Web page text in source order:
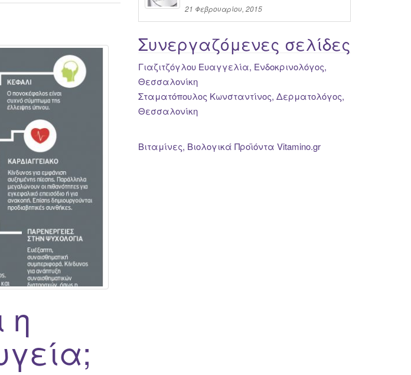
η
21 Φεβρουαρίου, 2015
Συνεργαζόμενες σελίδες
Γιαζιτζόγλου Ευαγγελία, Ενδοκρινολόγος,
Θεσσαλονίκη
Σταματόπουλος Κωνσταντίνος, Δερματολόγος,
Θεσσαλονίκη
Βιταμίνες, Βιολογικά Προϊόντα Vitamino.gr